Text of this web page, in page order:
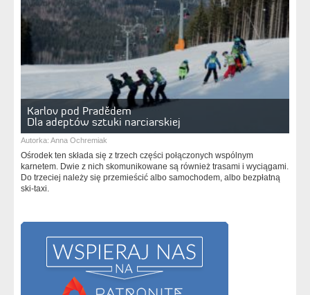
Karlov pod Pradědem
Dla adeptów sztuki narciarskiej
Autorka: Anna Ochremiak
Ośrodek ten składa się z trzech części połączonych wspólnym
karnetem. Dwie z nich skomunikowane są również trasami i wyciągami.
Do trzeciej należy się przemieścić albo samochodem, albo bezpłatną
ski-taxi.